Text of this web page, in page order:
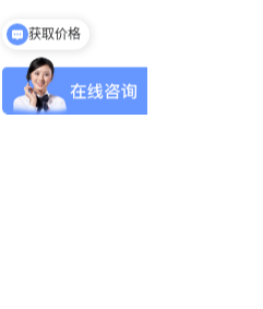
免费申请样机测试
获取价格